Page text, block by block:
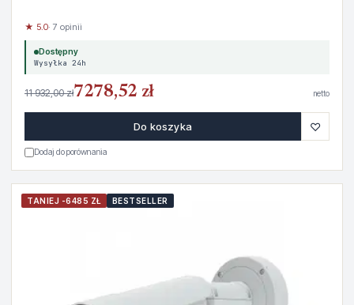
★ 5.0· 7 opinii
Dostępny
Wysyłka 24h
11 932,00 zł7278,52 zł netto
Do koszyka ♡
Dodaj do porównania
TANIEJ -6485 ZŁ BESTSELLER